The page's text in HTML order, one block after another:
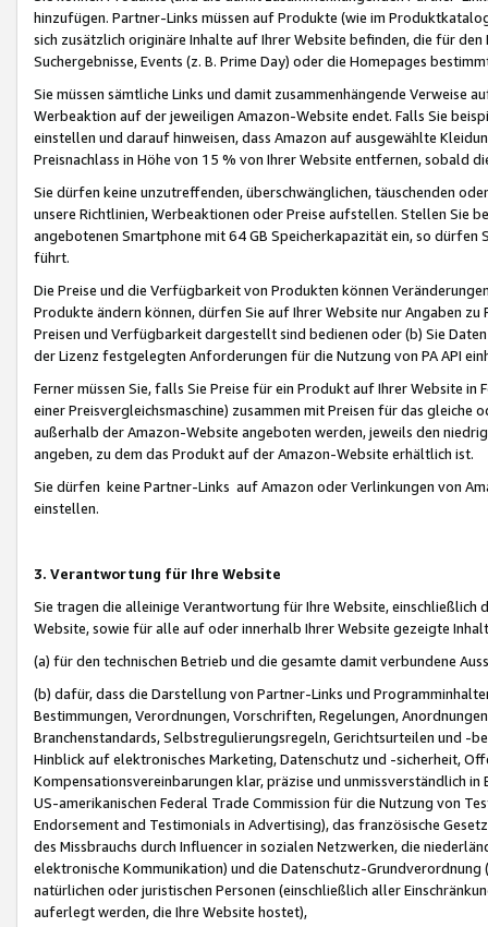
hinzufügen. Partner-Links müssen auf Produkte (wie im
sich zusätzlich originäre Inhalte auf Ihrer Website befinden, die für
Suchergebnisse, Events (z. B. Prime Day) oder die Homepages
Sie müssen sämtliche Links und damit zusammenhängende
Werbeaktion auf der jeweiligen Amazon-Website endet. Falls Sie
einstellen und darauf hinweisen, dass Amazon auf ausgewählte
Preisnachlass in Höhe von 15 % von Ihrer Website entfernen, sobald
Sie dürfen keine unzutreffenden, überschwänglichen, täuschenden
unsere Richtlinien, Werbeaktionen oder Preise aufstellen. Stellen Sie
angebotenen Smartphone mit 64 GB Speicherkapazität ein, so dürfen
führt.
Die Preise und die Verfügbarkeit von Produkten können
Produkte ändern können, dürfen Sie auf Ihrer Website nur Angaben
Preisen und Verfügbarkeit dargestellt sind bedienen oder (b) Sie
der Lizenz festgelegten Anforderungen für die Nutzung von PA API
Ferner müssen Sie, falls Sie Preise für ein Produkt auf Ihrer Website
einer Preisvergleichsmaschine) zusammen mit Preisen für das
außerhalb der Amazon-Website angeboten werden, jeweils den
angeben, zu dem das Produkt auf der Amazon-Website erhältlich ist.
Sie dürfen keine Partner-Links auf Amazon oder Verlinkungen von
einstellen.
3. Verantwortung für Ihre Website
Sie tragen die alleinige Verantwortung für Ihre Website,
Website, sowie für alle auf oder innerhalb Ihrer Website gezeigte
(a) für den technischen Betrieb und die gesamte damit verbundene
(b) dafür, dass die Darstellung von Partner-Links und
Bestimmungen, Verordnungen, Vorschriften, Regelungen,
Branchenstandards, Selbstregulierungsregeln, Gerichtsurteilen und -
Hinblick auf elektronisches Marketing, Datenschutz und -sicherheit,
Kompensationsvereinbarungen klar, präzise und unmissverständlich
US-amerikanischen Federal Trade Commission für die Nutzung von
Endorsement and Testimonials in Advertising), das französische
des Missbrauchs durch Influencer in sozialen Netzwerken, die
elektronische Kommunikation) und die Datenschutz-
natürlichen oder juristischen Personen (einschließlich aller
auferlegt werden, die Ihre Website hostet),